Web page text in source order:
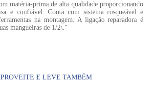
matéria-prima de alta qualidade proporcionando
e confiável. Conta com sistema rosqueável e
na montagem. A ligação reparadora é
mangueiras de 1/2\."
E LEVE TAMBÉM